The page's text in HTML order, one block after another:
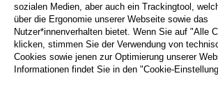
sozialen Medien, aber auch ein Trackingtool,
über die Ergonomie unserer Webseite sowie das
Nutzer*innenverhalten bietet. Wenn Sie auf "Alle
klicken, stimmen Sie der Verwendung von
Cookies sowie jenen zur Optimierung unserer
Informationen findet Sie in den "Cookie-